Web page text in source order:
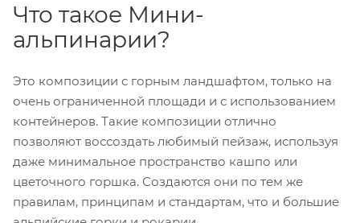
Что такое Мини-
альпинарии?
Это композиции с горным ландшафтом, только на
очень ограниченной площади и с использованием
контейнеров. Такие композиции отлично
позволяют воссоздать любимый пейзаж, используя
даже минимальное пространство кашпо или
цветочного горшка. Создаются они по тем же
правилам, принципам и стандартам, что и большие